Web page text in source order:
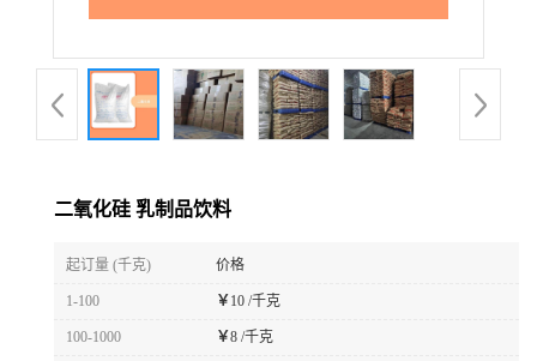
二氧化硅 乳制品饮料
起订量 (千克) 价格
1-100 ￥ 10 /千克
100-1000 ￥8 /千克